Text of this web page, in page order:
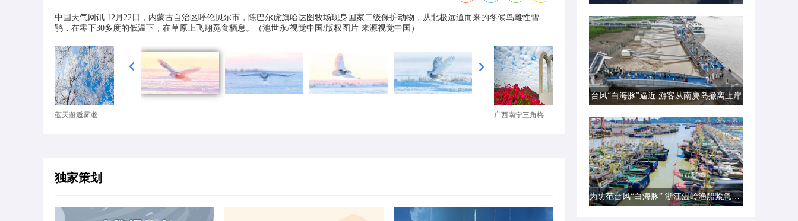
中国天气网讯 12月22日，内蒙古自治区呼伦贝尔市，陈巴尔虎旗哈达图牧场现身国家二级保护动物，从北极远道而来的冬候鸟雌性雪
鸮，在零下30多度的低温下，在草原上飞翔觅食栖息。（池世永/视觉中国/版权图片 来源视觉中国）
蓝天邂逅雾凇 ... 广西南宁三角梅...
独家策划
台风“白海豚”逼近 游客从南麂岛撤离上岸
为防范台风“白海豚” 浙江温岭渔船紧急转港避风